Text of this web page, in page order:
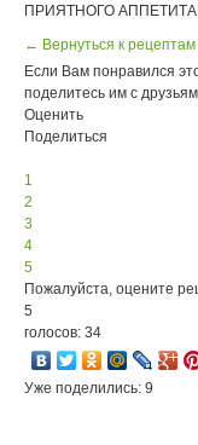
ПРИЯТНОГО
← Вернуться к
Если Вам понравился
поделитесь им с
Оценить
Поделиться
1
2
3
4
5
Пожалуйста, оцените
5
голосов: 34
Уже поделились: 9